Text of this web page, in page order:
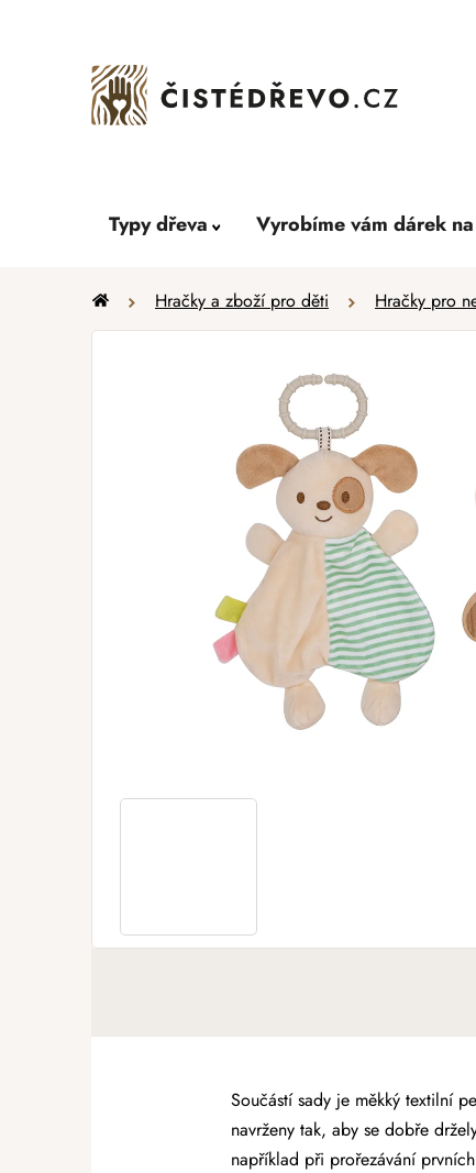
Typy dřeva Vyrobíme vám dárek
Domů Hračky a zboží pro děti Hračky pro
Součástí sady je měkký textilní
navrženy tak, aby se dobře
například při prořezávání